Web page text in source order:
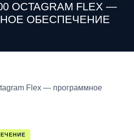
OCTAGRAM FLEX —
ОБЕСПЕЧЕНИЕ